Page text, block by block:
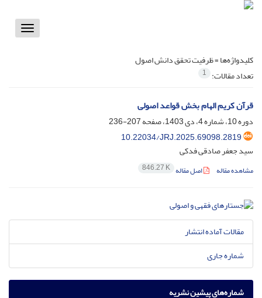
Toggle
کلیدواژه‌ها =ظرفیت تحقق دانش اصول
تعداد مقالات: 1
قرآن کریم الهام بخش قواعد اصولی
دوره 10، شماره 4، دی 1403، صفحه
207-236
10.22034/JRJ.2025.69098.2819
سید جعفر صادقی فدکی
مشاهده مقاله اصل مقاله 846.27 K
مقالات آماده انتشار
شماره جاری
شماره‌های پیشین نشریه